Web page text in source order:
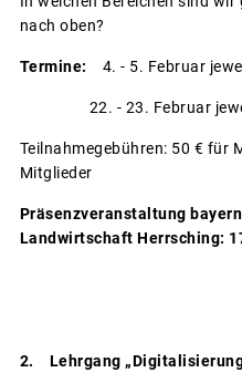
nach oben?
Termine: 4. - 5. Februar
22. - 23. Februar jeweils
Teilnahmegebühren: 50 € für
Mitglieder
Präsenzveranstaltung
Landwirtschaft Herrsching:
2. Lehrgang